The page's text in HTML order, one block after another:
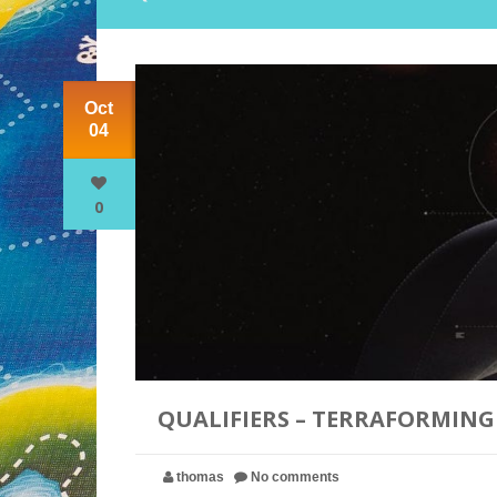
Oct
04
0
QUALIFIERS –
thomas No comments